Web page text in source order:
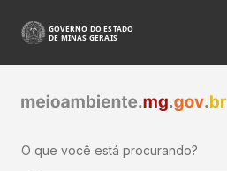
Pular para o Conteúdo principal
Boletim
O que você está procurando?